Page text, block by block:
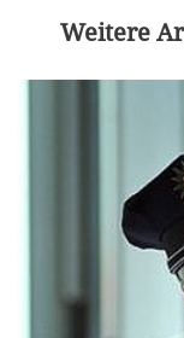
Weitere